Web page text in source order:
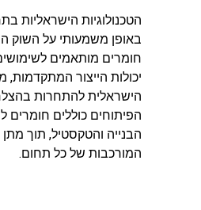
הטכנולוגיות הישראליות
באופן משמעותי על השוק
חומרים מותאמים
יכולות הייצור
הישראלית להתחרות
הפיתוחים כוללים חומרים
הבנייה והטקסטיל, תוך
המורכבות של כל תחום.